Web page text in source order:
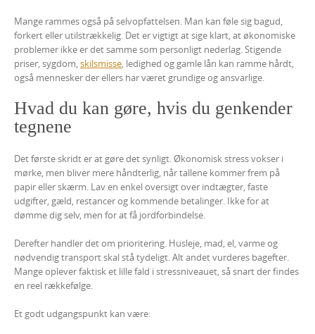
Mange rammes også på selvopfattelsen. Man kan føle sig bagud,
forkert eller utilstrækkelig. Det er vigtigt at sige klart, at økonomiske
problemer ikke er det samme som personligt nederlag. Stigende
priser, sygdom,skilsmisse, ledighed og gamle lån kan ramme hårdt,
også mennesker der ellers har været grundige og ansvarlige.
Hvad du kan gøre, hvis du genkender
tegnene
Det første skridt er at gøre det synligt. Økonomisk stress vokser i
mørke, men bliver mere håndterlig, når tallene kommer frem på
papir eller skærm. Lav en enkel oversigt over indtægter, faste
udgifter, gæld, restancer og kommende betalinger. Ikke for at
dømme dig selv, men for at få jordforbindelse.
Derefter handler det om prioritering. Husleje, mad, el, varme og
nødvendig transport skal stå tydeligt. Alt andet vurderes bagefter.
Mange oplever faktisk et lille fald i stressniveauet, så snart der findes
en reel rækkefølge.
Et godt udgangspunkt kan være: